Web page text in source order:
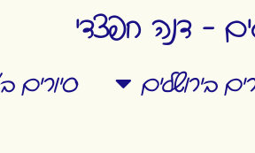
- דנה חפצדי
בירושלים סיורים